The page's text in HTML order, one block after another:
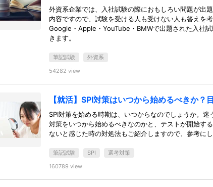
外資系企業では、入社試験の際におもしろい問題が出
内容ですので、試験を受ける人も受けない人も答えを
Google・Apple・YouTube・BMWで出題された入社
きます。
筆記試験
外資系
54282 view
【就活】SPI対策はいつから始めるべきか？
SPI対策を始める時期は、いつからなのでしょうか。
対策をいつから始めるべきなのかと、テストが開始す
ないと感じた時の対処法もご紹介しますので、参考にし
筆記試験 SPI
選考対策
160789 view